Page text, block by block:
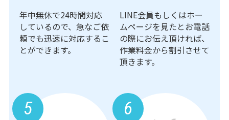
年中無休で24時間対応
しているので、急なご依
頼でも迅速に対応するこ
とができます。
LINE会員もしくはホー
ムページを見たとお電話
の際にお伝え頂ければ、
作業料金から割引させて
頂きます。
5 6